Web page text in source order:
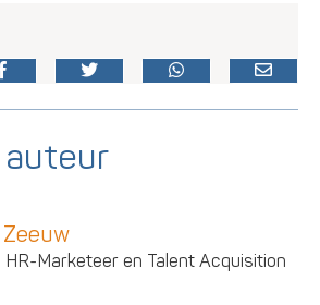
auteur
Marketeer en Talent Acquisition